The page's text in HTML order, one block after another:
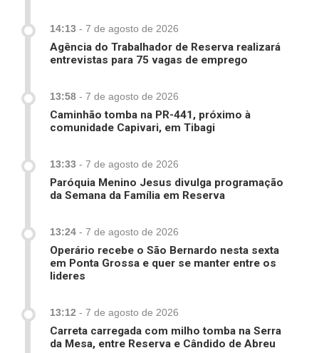
14:13 - 7 de agosto de 2026
Agência do Trabalhador de Reserva realizará
entrevistas para 75 vagas de emprego
13:58 - 7 de agosto de 2026
Caminhão tomba na PR-441, próximo à
comunidade Capivari, em Tibagi
13:33 - 7 de agosto de 2026
Paróquia Menino Jesus divulga programação
da Semana da Família em Reserva
13:24 - 7 de agosto de 2026
Operário recebe o São Bernardo nesta sexta
em Ponta Grossa e quer se manter entre os
lideres
13:12 - 7 de agosto de 2026
Carreta carregada com milho tomba na Serra
da Mesa, entre Reserva e Cândido de Abreu